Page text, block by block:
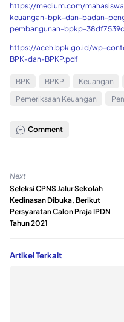
https://medium.com/
keuangan-bpk-dan-badan-
pembangunan-bpkp-
https://aceh.bpk.go.id/wp-
BPK-dan-BPKP.pdf
BPK BPKP Keuangan
Pemeriksaan Keuangan
Comment
Next
Seleksi CPNS Jalur Sekolah
Kedinasan Dibuka, Berikut
Persyaratan Calon Praja IPDN
Tahun 2021
Artikel Terkait